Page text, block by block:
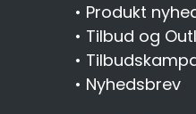
• Produkt
• Tilbud og
•
• Nyhedsbrev